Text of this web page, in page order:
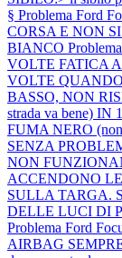
§ Problema Ford
CORSA E NON
BIANCO
VOLTE FATICA A
VOLTE
BASSO, NON
strada va bene)
FUMA NERO
SENZA
NON
ACCENDONO
SULLA TARGA.
DELLE LUCI DI
Problema Ford
AIRBAG SEMPRE